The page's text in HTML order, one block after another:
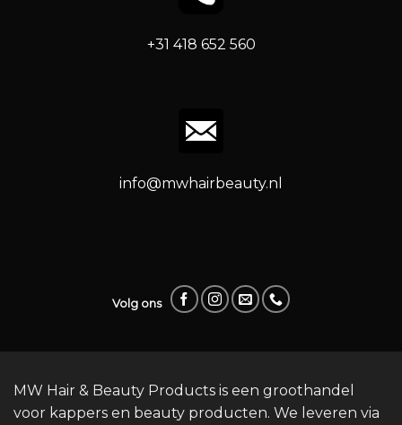
+31 418 652 560
info@mwhairbeauty.nl
Volg ons
MW Hair & Beauty Products is een groothandel
voor kappers en beauty producten. We leveren via